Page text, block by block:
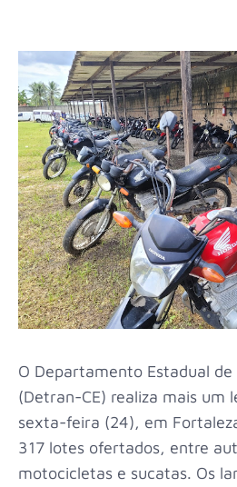
O Departamento Estadual
(Detran-CE) realiza mais um
sexta-feira (24), em
317 lotes ofertados, entre
motocicletas e sucatas. Os